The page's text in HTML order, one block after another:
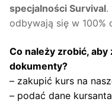
specjalności Survival.
odbywają się w 100%
Co należy zrobić,
dokumenty?
– zakupić kurs na
– podać dane